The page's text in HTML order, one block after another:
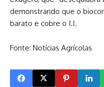
demonstrando que o
barato e cobre o I.I.
Fonte: Notícias Agrícolas